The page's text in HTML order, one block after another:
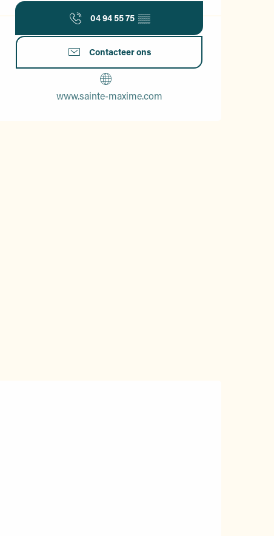
04 94 55 75 ▒▒
Contacteer ons
www.sainte-maxime.com